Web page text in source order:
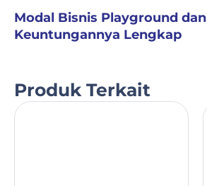
Modal Bisnis Playground dan
Keuntungannya Lengkap
Produk Terkait